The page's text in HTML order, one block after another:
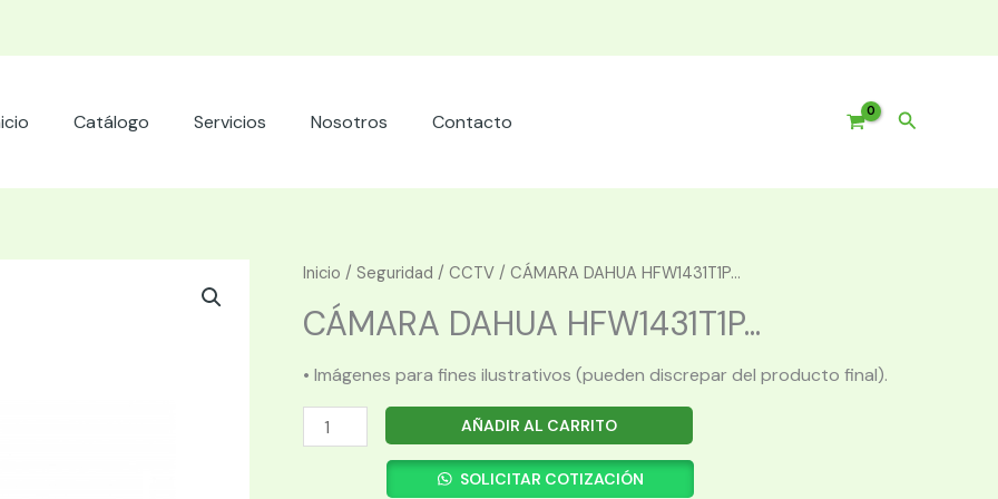
Catálogo Servicios Nosotros Contacto Buscar
Inicio / Seguridad / CCTV / CÁMARA DAHUA HFW1431T1P...
CÁMARA DAHUA HFW1431T1P...
• Imágenes para fines ilustrativos (pueden discrepar del producto final).
CÁMARA
DAHUA
AÑADIR AL CARRITO
SOLICITAR COTIZACIÓN